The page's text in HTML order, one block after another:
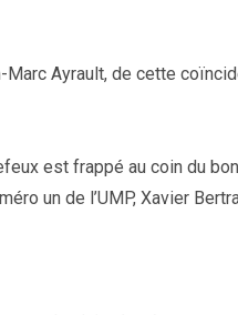
Ayrault, de cette
est frappé au coin du
un de l’UMP, Xavier